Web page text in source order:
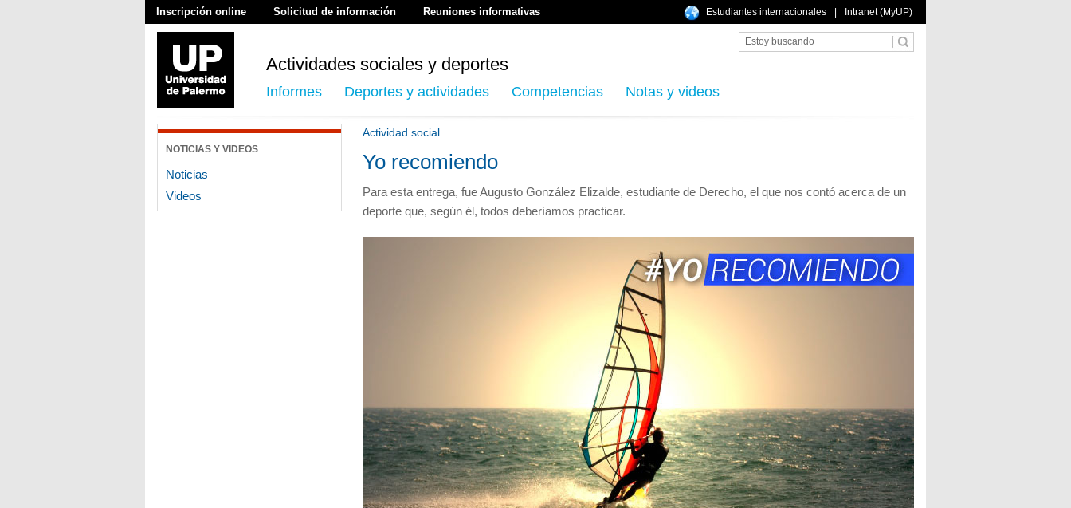
Inscripción online Solicitud de información Reuniones informativas Estudiantes internacionales Intranet (MyUP)
Actividades sociales y deportes
Informes Deportes y actividades Competencias Notas y videos
NOTICIAS Y VIDEOS
Noticias
Videos
Actividad social
Yo recomiendo
Para esta entrega, fue Augusto González Elizalde, estudiante de Derecho, el que nos contó acerca de un
deporte que, según él, todos deberíamos practicar.